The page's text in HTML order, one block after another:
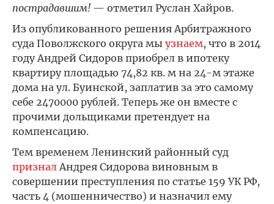
пострадавшим! — отметил Руслан Хайров.
Из опубликованного решения Арбитражного
суда Поволжского округа мы узнаем, что в 2014
году Андрей Сидоров приобрел в ипотеку
квартиру площадью 74,82 кв. м на 24-м этаже
дома на ул. Буинской, заплатив за это самому
себе 2470000 рублей. Теперь же он вместе с
прочими дольщиками претендует на
компенсацию.
Тем временем Ленинский районный суд
призналАндрея Сидорова виновным в
совершении преступления по статье 159 УК РФ,
часть 4 (мошенничество) и назначил ему